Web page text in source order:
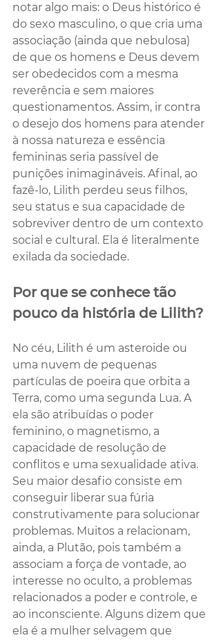
notar algo mais: o Deus histórico é
do sexo masculino, o que cria uma
associação (ainda que nebulosa)
de que os homens e Deus devem
ser obedecidos com a mesma
reverência e sem maiores
questionamentos. Assim, ir contra
o desejo dos homens para atender
à nossa natureza e essência
femininas seria passível de
punições inimagináveis. Afinal, ao
fazê-lo, Lilith perdeu seus filhos,
seu status e sua capacidade de
sobreviver dentro de um contexto
social e cultural. Ela é literalmente
exilada da sociedade.
Por que se conhece tão
pouco da história de Lilith?
No céu, Lilith é um asteroide ou
uma nuvem de pequenas
partículas de poeira que orbita a
Terra, como uma segunda Lua. A
ela são atribuídas o poder
feminino, o magnetismo, a
capacidade de resolução de
conflitos e uma sexualidade ativa.
Seu maior desafio consiste em
conseguir liberar sua fúria
construtivamente para solucionar
problemas. Muitos a relacionam,
ainda, a Plutão, pois também a
associam a força de vontade, ao
interesse no oculto, a problemas
relacionados a poder e controle, e
ao inconsciente. Alguns dizem que
ela é a mulher selvagem que